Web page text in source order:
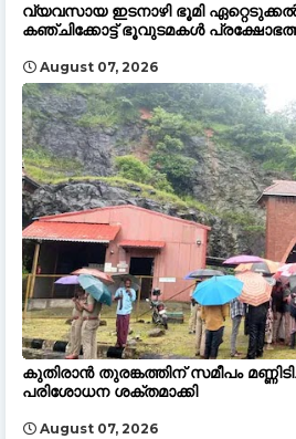
വ്യവസായ ഇടനാഴി ഭൂമി
കഞ്ചിക്കോട്ട് ഭൂവുടമകൾ
August 07, 2026
കുതിരാൻ തുരങ്കത്തിന് സമീപം
പരിശോധന ശക്തമാക്കി
August 07, 2026